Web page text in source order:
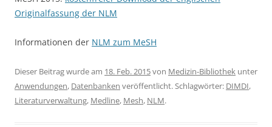
Originalfassung der NLM
Informationen der NLM zum MeSH
Dieser Beitrag wurde am 18. Feb. 2015von Medizin-Bibliothek unter
Anwendungen, Datenbanken veröffentlicht. Schlagwörter: DIMDI,
Literaturverwaltung, Medline, Mesh, NLM.